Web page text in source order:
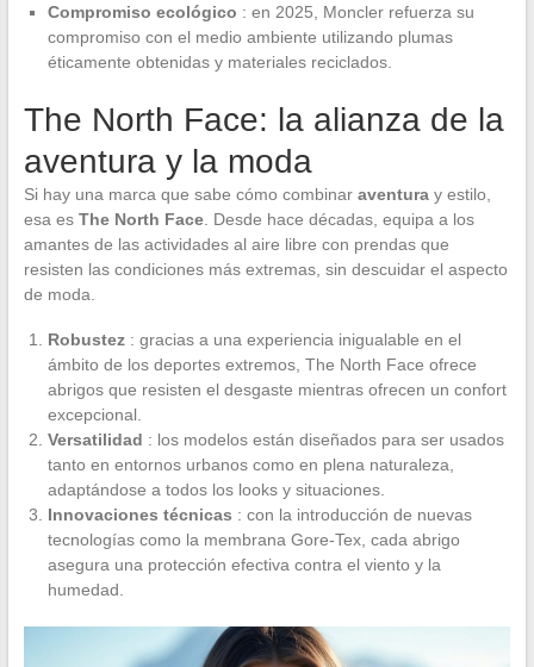
Compromiso ecológico : en 2025, Moncler refuerza su
compromiso con el medio ambiente utilizando plumas
éticamente obtenidas y materiales reciclados.
The North Face: la alianza de la
aventura y la moda
Si hay una marca que sabe cómo combinar aventuray estilo,
esa es The North Face. Desde hace décadas, equipa a los
amantes de las actividades al aire libre con prendas que
resisten las condiciones más extremas, sin descuidar el aspecto
de moda.
Robustez : gracias a una experiencia inigualable en el
ámbito de los deportes extremos, The North Face ofrece
abrigos que resisten el desgaste mientras ofrecen un confort
excepcional.
Versatilidad : los modelos están diseñados para ser usados
tanto en entornos urbanos como en plena naturaleza,
adaptándose a todos los looks y situaciones.
Innovaciones técnicas : con la introducción de nuevas
tecnologías como la membrana Gore-Tex, cada abrigo
asegura una protección efectiva contra el viento y la
humedad.